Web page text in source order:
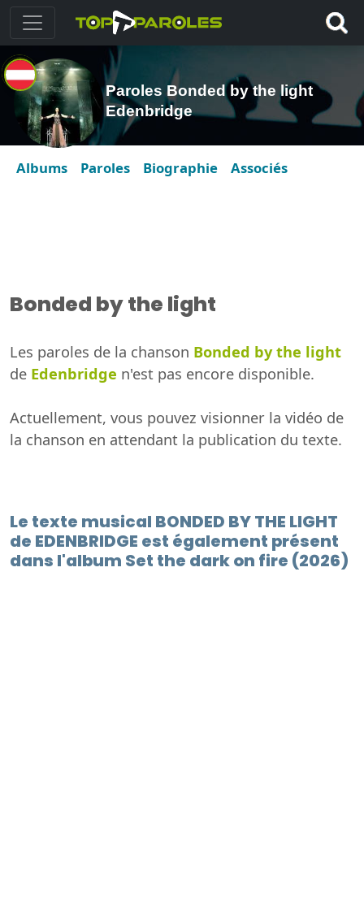
Paroles Bonded by the light
Edenbridge
Albums Paroles Biographie Associés
Bonded by the light
Les paroles de la chanson Bonded by the light
de Edenbridge n'est pas encore disponible.
Actuellement, vous pouvez visionner la vidéo de
la chanson en attendant la publication du texte.
Le texte musical BONDED BY THE LIGHT
de EDENBRIDGE est également présent
dans l'album Set the dark on fire (2026)